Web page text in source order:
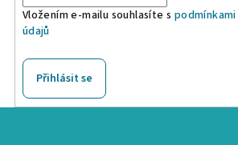
Vložením e-mailu souhlasíte s
údajů
Přihlásit se